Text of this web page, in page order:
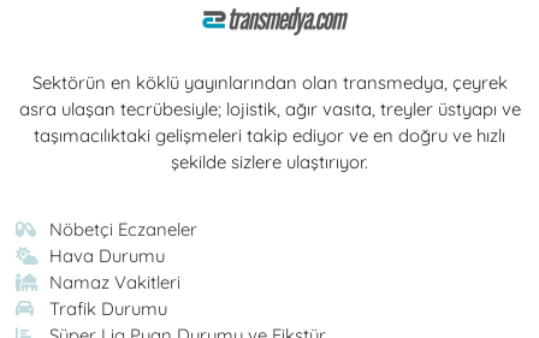
Sektörün en köklü yayınlarından olan transmedya, çeyrek
asra ulaşan tecrübesiyle; lojistik, ağır vasıta, treyler üstyapı ve
taşımacılıktaki gelişmeleri takip ediyor ve en doğru ve hızlı
şekilde sizlere ulaştırıyor.
Nöbetçi Eczaneler
Hava Durumu
Namaz Vakitleri
Trafik Durumu